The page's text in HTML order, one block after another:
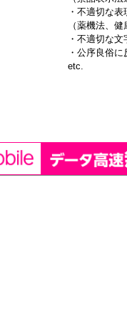
・不適切な表
（薬機法、
・不適切な文
・公序良俗
etc.